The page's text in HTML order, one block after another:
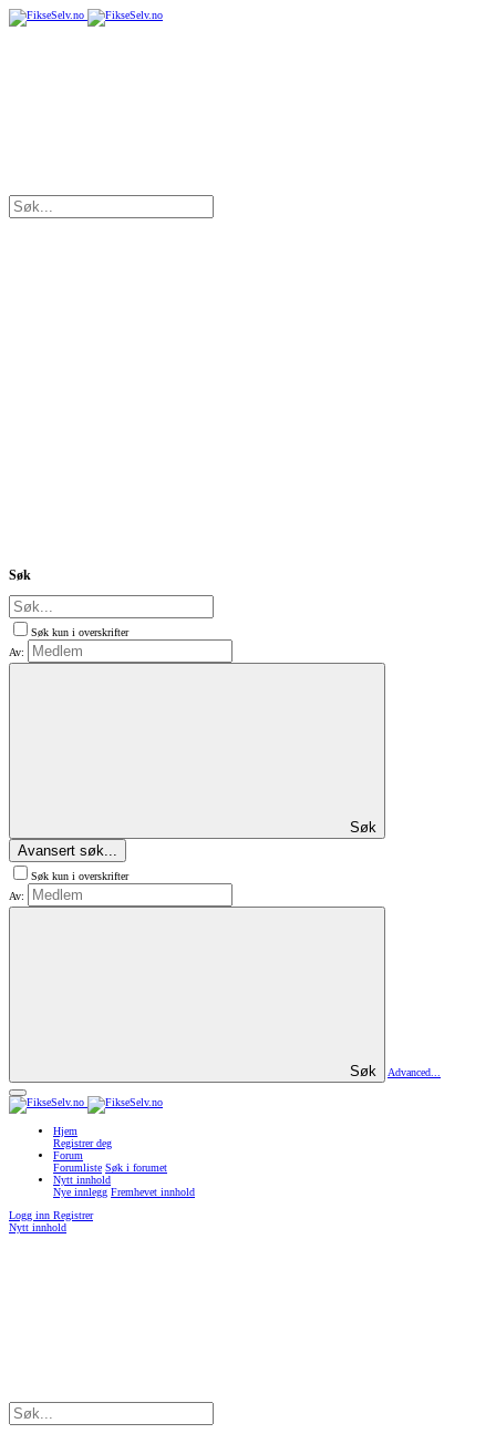
Søk
Søk kun i overskrifter
Av:
Søk
Avansert søk...
Søk kun i overskrifter
Av:
Søk Advanced...
Hjem
Registrer deg
Forum
Forumliste Søk i forumet
Nytt innhold
Nye innlegg Fremhevet innhold
Logg inn Registrer
Nytt innhold